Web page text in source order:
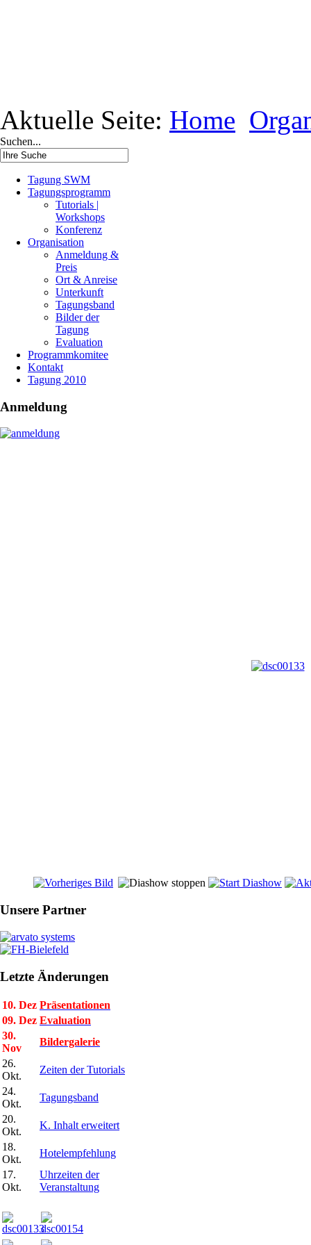
Aktuelle Seite: Home
Suchen...
Tagung SWM
Tagungsprogramm
Tutorials |
Workshops
Konferenz
Organisation
Anmeldung &
Preis
Ort & Anreise
Unterkunft
Tagungsband
Bilder der
Tagung
Evaluation
Programmkomitee
Kontakt
Tagung 2010
Anmeldung
Unsere Partner
Letzte Änderungen
10. Dez Präsentationen
09. Dez Evaluation
30.
Nov
Bildergalerie
26.
Okt.
Zeiten der Tutorials
24.
Okt.
Tagungsband
20.
Okt.
K. Inhalt erweitert
18.
Okt.
Hotelempfehlung
17.
Okt.
Uhrzeiten der
Veranstaltung